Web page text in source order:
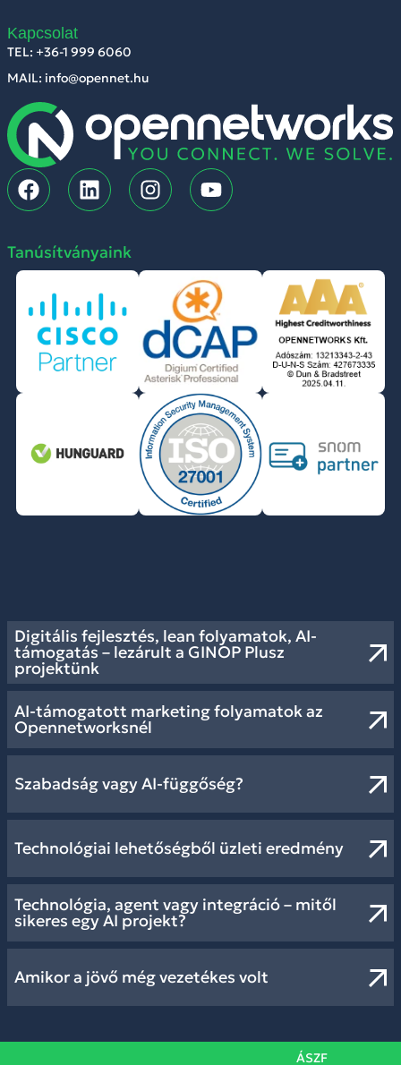
Digitális fejlesztés, lean folyamatok, AI-
támogatás – lezárult a GINOP Plusz
projektünk
AI-támogatott marketing folyamatok az
Opennetworksnél
Szabadság vagy AI-függőség?
Technológiai lehetőségből üzleti eredmény
Technológia, agent vagy integráció – mitől
sikeres egy AI projekt?
Amikor a jövő még vezetékes volt
Kapcsolat
TEL: +36-1 999 6060
MAIL: info@opennet.hu
Tanúsítványaink
ÁSZF